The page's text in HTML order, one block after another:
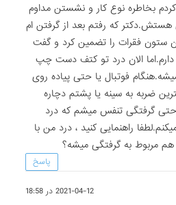
بخاطره نوع کار و نشستن مداوم
که رفتم بعد از گرفتن ام
ستون فقرات را تضمین کرد و گفت
الان درد تو کتف دست چپ
فوتبال یا حتی پیاده روی
ضربه به سینه یا پشتم دچاره
گرفتگی تنفس میشم که درد
راهنمایی کنید ، درد من با
هم مربوط به گرفتگی میشه؟
پاسخ
2021-04-12 در 18:58